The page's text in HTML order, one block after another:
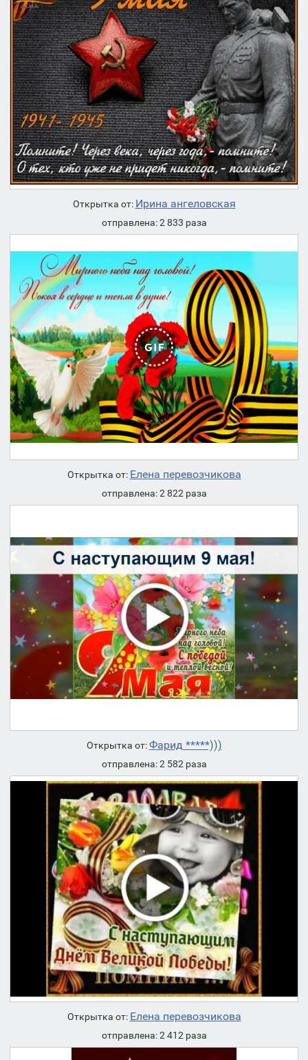
Открытка от: Ирина ангеловская
отправлена: 2 833 раза
Открытка от: Елена перевозчикова
отправлена: 2 822 раза
Открытка от:Фарид *****)))
отправлена: 2 582 раза
Открытка от: Елена перевозчикова
отправлена: 2 412 раза